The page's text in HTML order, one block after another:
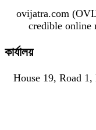
ovijatra.com
credible online
কার্যালয়
House 19, Road